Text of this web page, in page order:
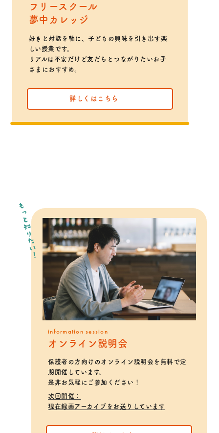
フリースクール
夢中カレッジ
好きと対話を軸に、子どもの興味を引き出す楽
しい授業です。
リアルは不安だけど友だちとつながりたいお子
さまにおすすめ。
詳しくはこちら
information session
オンライン説明会
保護者の方向けのオンライン説明会を無料で定
期開催しています。
是非お気軽にご参加ください！
次回開催：
現在録画アーカイブをお送りしています
もっと知りたい！